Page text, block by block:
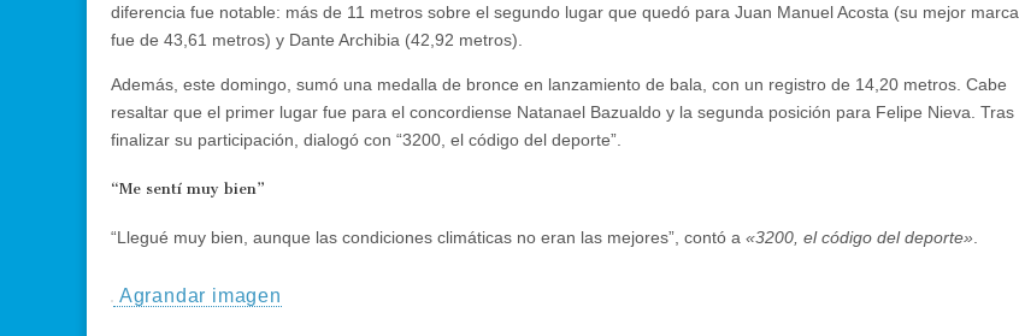
diferencia fue notable: más de 11 metros sobre el segundo lugar que quedó para Juan Manuel Acosta (su mejor marca
fue de 43,61 metros) y Dante Archibia (42,92 metros).
Además, este domingo, sumó una medalla de bronce en lanzamiento de bala, con un registro de 14,20 metros. Cabe
resaltar que el primer lugar fue para el concordiense Natanael Bazualdo y la segunda posición para Felipe Nieva. Tras
finalizar su participación, dialogó con “3200, el código del deporte”.
“Me sentí muy bien”
“Llegué muy bien, aunque las condiciones climáticas no eran las mejores”, contó a «3200, el código del deporte»
Agrandar imagen